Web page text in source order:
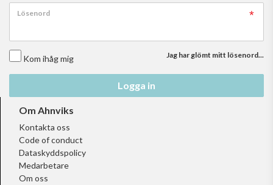
Lösenord
Kom ihåg mig Jag har glömt mitt lösenord...
Logga in
Om Ahnviks
Kontakta oss
Code of conduct
Dataskyddspolicy
Medarbetare
Om oss